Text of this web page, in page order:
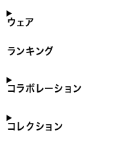
ウェア
ランキング
コラボレーション
コレクション